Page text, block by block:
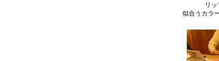
リ
似合うカラ